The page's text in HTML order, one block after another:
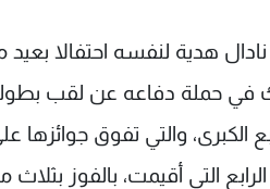
في حملة دفاعه عن لقب
الرابع التي أقيمت، بالفوز